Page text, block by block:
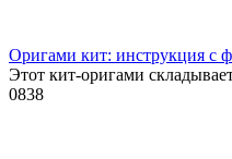
Оригами кит: инструкция с
Этот кит-оригами
0838